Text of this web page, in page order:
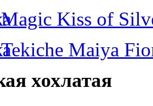
Kiss of
Maiya
хохлатая